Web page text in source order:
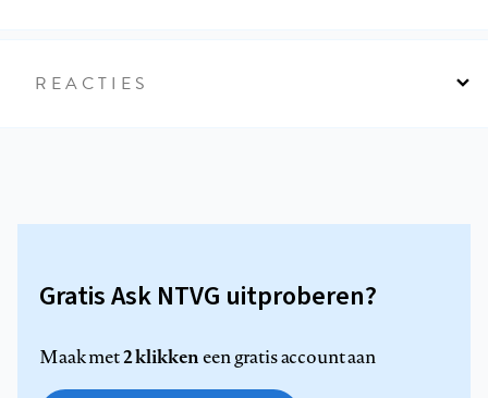
REACTIES
Gratis Ask NTVG uitproberen?
Maak met2 klikkeneen gratis account aan